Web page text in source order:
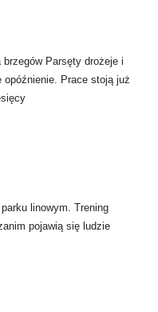
brzegów Parsęty drożeje i
opóźnienie. Prace stoją już
linowym. Trening
pojawią się ludzie